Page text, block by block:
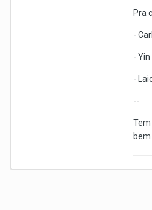
Pra
-
-
-
--